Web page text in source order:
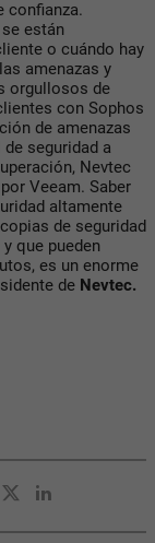
confianza.
están
o cuándo hay
amenazas y
orgullosos de
con Sophos
de amenazas
seguridad a
Nevtec
Veeam. Saber
altamente
de seguridad
que pueden
es un enorme
de Nevtec.